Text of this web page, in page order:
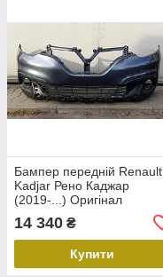
Бампер передній Renault
Kadjar Рено Каджар
(2019-...) Оригінал
14 340 ₴
Купити